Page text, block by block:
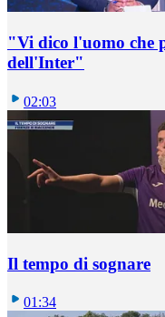
"Vi dico l'uomo che
dell'Inter"
02:03
Il tempo di sognare
01:34